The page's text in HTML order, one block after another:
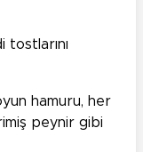
tostlarını
hamuru, her
peynir gibi